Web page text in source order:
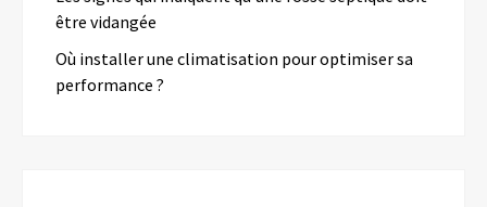
être vidangée
Où installer une climatisation pour optimiser sa
performance ?